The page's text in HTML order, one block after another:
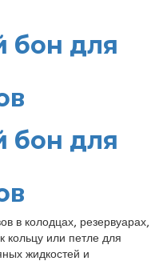
бон для
бон для
в колодцах, резервуарах,
кольцу или петле для
жидкостей и